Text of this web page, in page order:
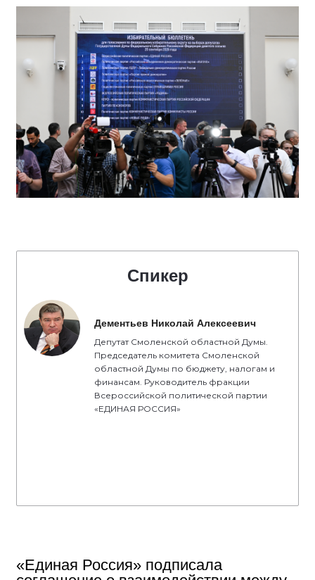
Спикер
Дементьев Николай Алексеевич
Депутат Смоленской областной Думы.
Председатель комитета Смоленской
областной Думы по бюджету, налогам и
финансам. Руководитель фракции
Всероссийской политической партии
«ЕДИНАЯ РОССИЯ»
«Единая Россия» подписала